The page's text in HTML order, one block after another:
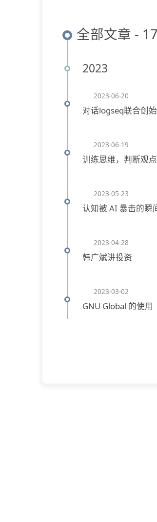
全部文章 -
2023
2023-06-20
对话logseq联合创
2023-06-19
训练思维，判断观点
2023-05-23
认知被 AI 暴击的瞬
2023-04-28
韩广斌讲投资
2023-03-02
GNU Global 的使用